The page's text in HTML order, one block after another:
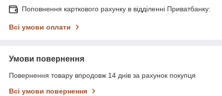
Поповнення карткового рахунку в відділенні Приватбанку:
Всі умови оплати
Умови повернення
Повернення товару впродовж 14 днів за рахунок покупця
Всі умови повернення